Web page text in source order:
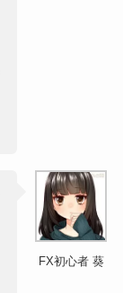
FX初心者 葵